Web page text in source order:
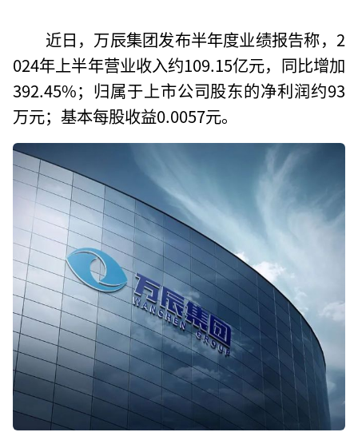
近日，万辰集团发布半年度业绩报告称，2
024年上半年营业收入约109.15亿元，同比增加
392.45%；归属于上市公司股东的净利润约93
万元；基本每股收益0.0057元。